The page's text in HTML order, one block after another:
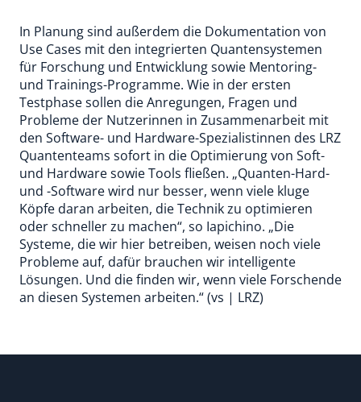
In Planung sind außerdem die Dokumentation von
Use Cases mit den integrierten Quantensystemen
für Forschung und Entwicklung sowie Mentoring-
und Trainings-Programme. Wie in der ersten
Testphase sollen die Anregungen, Fragen und
Probleme der Nutzerinnen in Zusammenarbeit mit
den Software- und Hardware-Spezialistinnen des LRZ
Quantenteams sofort in die Optimierung von Soft-
und Hardware sowie Tools fließen. „Quanten-Hard-
und -Software wird nur besser, wenn viele kluge
Köpfe daran arbeiten, die Technik zu optimieren
oder schneller zu machen“, so Iapichino. „Die
Systeme, die wir hier betreiben, weisen noch viele
Probleme auf, dafür brauchen wir intelligente
Lösungen. Und die finden wir, wenn viele Forschende
an diesen Systemen arbeiten.“ (vs | LRZ)